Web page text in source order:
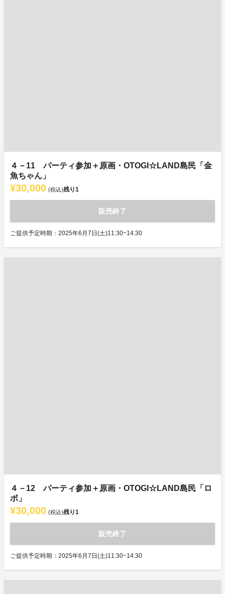
４－11 パーティ参加＋原画・OTOGI☆LAND島民「金
魚ちゃん」
¥30,000 (税込)残り1
販売終了
ご提供予定時期：2025年6月7日(土)11:30~14:30
４－12 パーティ参加＋原画・OTOGI☆LAND島民「ロ
ボ」
¥30,000 (税込)残り1
販売終了
ご提供予定時期：2025年6月7日(土)11:30~14:30